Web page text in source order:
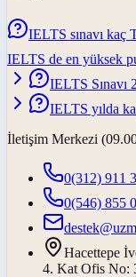
IELTS sınavı kaç
IELTS de en yüksek
IELTS Sınavı
IELTS yılda
İletişim Merkezi
0(312) 911
0(546) 855
Hacettepe
4. Kat Ofis No: